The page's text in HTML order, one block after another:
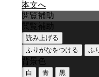
本文へ
閲覧補助
閲覧補助
読み上げる
ふりがなをつける
ふ
背景色
白 青 黒